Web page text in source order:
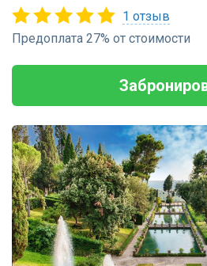
1 отзыв
Предоплата 27% от стоимости